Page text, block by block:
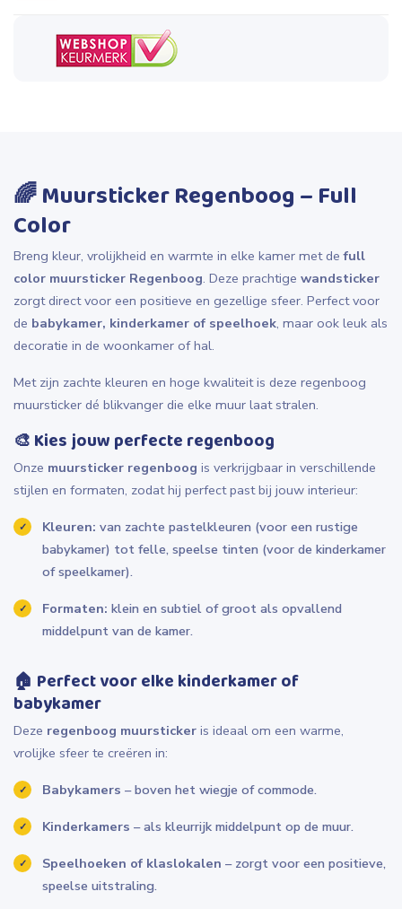
🌈Muursticker Regenboog – Full
Color
Breng kleur, vrolijkheid en warmte in elke kamer met defull
color muursticker Regenboog. Deze prachtige wandsticker
zorgt direct voor een positieve en gezellige sfeer. Perfect voor
de babykamer, kinderkamer of speelhoek, maar ook leuk als
decoratie in de woonkamer of hal.
Met zijn zachte kleuren en hoge kwaliteit is deze regenboog
muursticker dé blikvanger die elke muur laat stralen.
🎨 Kies jouw perfecte regenboog
Onze muursticker regenboog is verkrijgbaar in verschillende
stijlen en formaten, zodat hij perfect past bij jouw interieur:
Kleuren: van zachte pastelkleuren (voor een rustige
babykamer) tot felle, speelse tinten (voor de kinderkamer
of speelkamer).
Formaten: klein en subtiel of groot als opvallend
middelpunt van de kamer.
🏠 Perfect voor elke kinderkamer of
babykamer
Deze regenboog muursticker is ideaal om een warme,
vrolijke sfeer te creëren in:
Babykamers – boven het wiegje of commode.
Kinderkamers – als kleurrijk middelpunt op de muur.
Speelhoeken of klaslokalen – zorgt voor een positieve,
speelse uitstraling.